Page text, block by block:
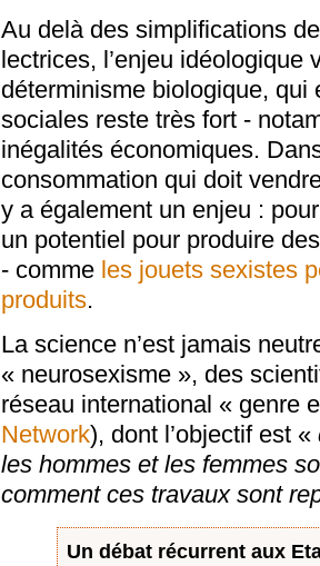
Au delà des simplifications
lectrices, l’enjeu idéologique
déterminisme biologique,
sociales reste très fort -
inégalités économiques.
consommation qui doit
y a également un enjeu :
un potentiel pour produire
- comme les jouets sexistes
produits.
La science n’est jamais
« neurosexisme », des
réseau international « genre
Network), dont l’objectif est «
les hommes et les femmes
comment ces travaux sont
Un débat récurrent aux